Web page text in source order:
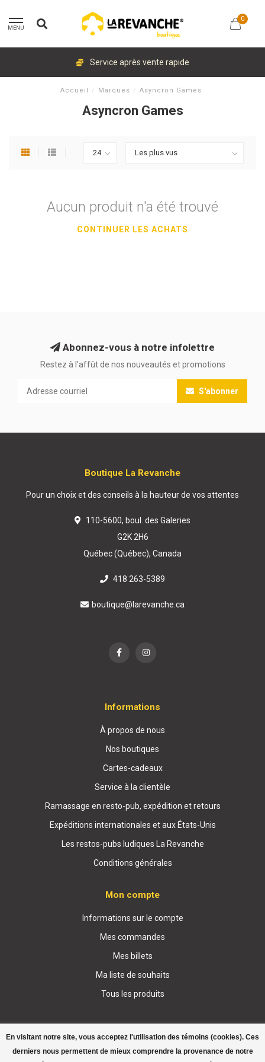
MENU
0
Service après vente rapide
Accueil / Marques / Asyncron Games
Asyncron Games
Aucun produit n'a été trouvé
CONTINUER LES ACHATS
En visitant notre site, vous acceptez l'utilisation des témoins (cookies). Ces
derniers nous permettent de mieux comprendre la provenance de notre
Abonnez-vous à notre infolettre
Restez à l'affût de nos nouveautés et promotions
S'abonner
Boutique La Revanche
Pour un choix et des conseils à la hauteur de vos attentes
110-5600, boul. des Galeries
G2K 2H6
Québec (Québec), Canada
418 263-5389
boutique@larevanche.ca
Informations
À propos de nous
Nos boutiques
Cartes-cadeaux
Service à la clientèle
Ramassage en resto-pub, expédition et retours
Expéditions internationales et aux États-Unis
Les restos-pubs ludiques La Revanche
Conditions générales
Mon compte
Informations sur le compte
Mes commandes
Mes billets
Ma liste de souhaits
Tous les produits